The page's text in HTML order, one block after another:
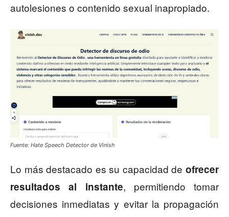
autolesiones o contenido sexual inapropiado.
Fuente: Hate Speech Detector de Vinish
Lo más destacado es su capacidad de ofrecer
resultados al instante, permitiendo tomar
decisiones inmediatas y evitar la propagación